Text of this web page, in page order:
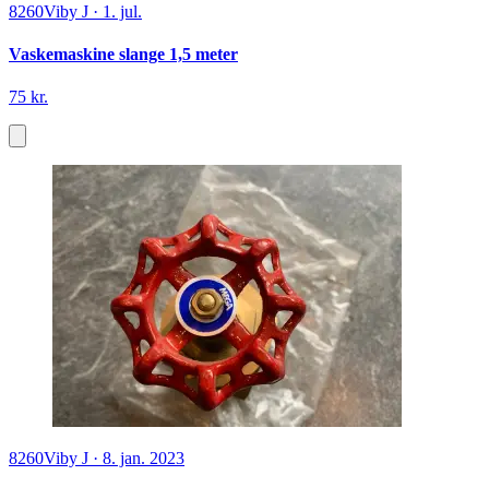
8260Viby J · 1. jul.
Vaskemaskine slange 1,5 meter
75 kr.
8260Viby J · 8. jan. 2023